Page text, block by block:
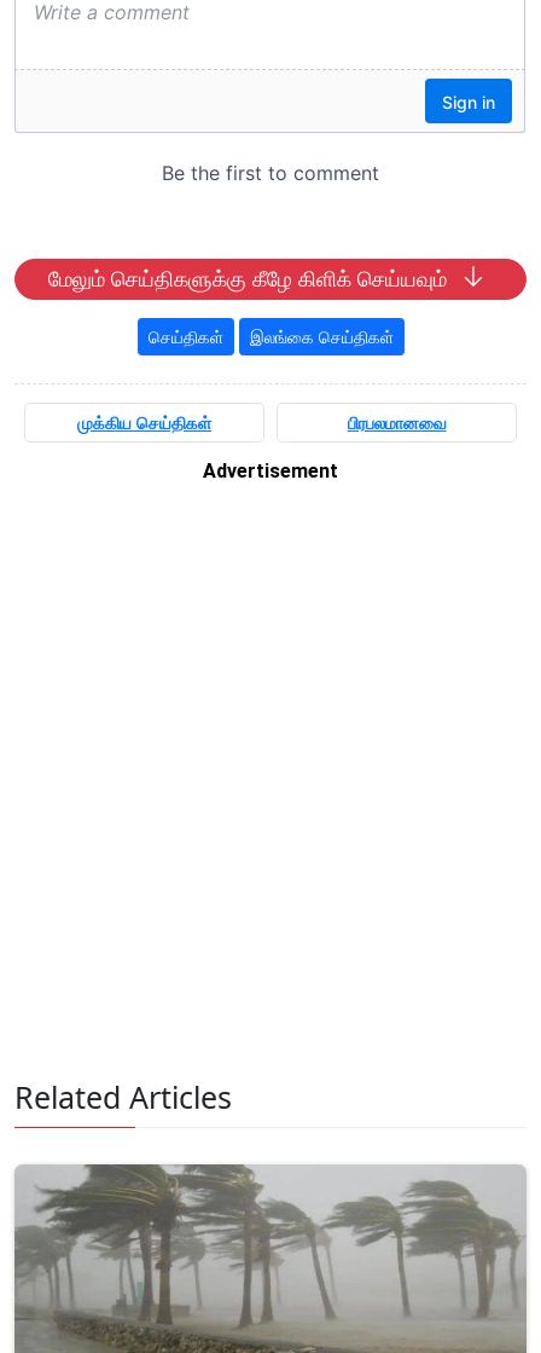
மேலும் செய்திகளுக்கு கீழே கிளிக் செய்யவும்
செய்திகள் இலங்கை செய்திகள்
முக்கிய செய்திகள் பிரபலமானவை
Advertisement
Related Articles